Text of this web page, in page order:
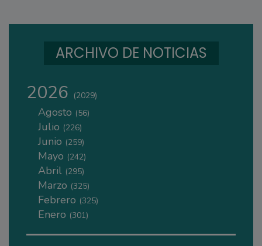
ARCHIVO DE NOTICIAS
2026 (2029)
Agosto (56)
Julio (226)
Junio (259)
Mayo (242)
Abril (295)
Marzo (325)
Febrero (325)
Enero (301)